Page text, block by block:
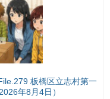
板橋区立志村第一
年8月4日）